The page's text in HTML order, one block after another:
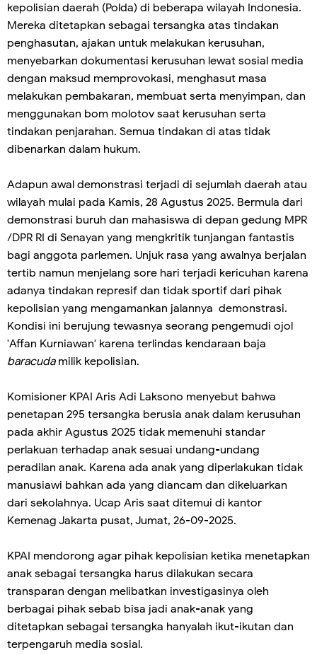
kepolisian daerah (Polda) di beberapa wilayah Indonesia.
Mereka ditetapkan sebagai tersangka atas tindakan
penghasutan, ajakan untuk melakukan kerusuhan,
menyebarkan dokumentasi kerusuhan lewat sosial media
dengan maksud memprovokasi, menghasut masa
melakukan pembakaran, membuat serta menyimpan, dan
menggunakan bom molotov saat kerusuhan serta
tindakan penjarahan. Semua tindakan di atas tidak
dibenarkan dalam hukum.
Adapun awal demonstrasi terjadi di sejumlah daerah atau
wilayah mulai pada Kamis, 28 Agustus 2025. Bermula dari
demonstrasi buruh dan mahasiswa di depan gedung MPR
/DPR RI di Senayan yang mengkritik tunjangan fantastis
bagi anggota parlemen. Unjuk rasa yang awalnya berjalan
tertib namun menjelang sore hari terjadi kericuhan karena
adanya tindakan represif dan tidak sportif dari pihak
kepolisian yang mengamankan jalannya demonstrasi.
Kondisi ini berujung tewasnya seorang pengemudi ojol
'Affan Kurniawan' karena terlindas kendaraan baja
baracudamilik kepolisian.
Komisioner KPAI Aris Adi Laksono menyebut bahwa
penetapan 295 tersangka berusia anak dalam kerusuhan
pada akhir Agustus 2025 tidak memenuhi standar
perlakuan terhadap anak sesuai undang-undang
peradilan anak. Karena ada anak yang diperlakukan tidak
manusiawi bahkan ada yang diancam dan dikeluarkan
dari sekolahnya. Ucap Aris saat ditemui di kantor
Kemenag Jakarta pusat, Jumat, 26-09-2025.
KPAI mendorong agar pihak kepolisian ketika menetapkan
anak sebagai tersangka harus dilakukan secara
transparan dengan melibatkan investigasinya oleh
berbagai pihak sebab bisa jadi anak-anak yang
ditetapkan sebagai tersangka hanyalah ikut-ikutan dan
terpengaruh media sosial.